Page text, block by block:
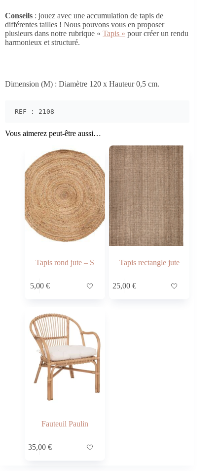
Conseils : jouez avec une accumulation de tapis de
différentes tailles ! Nous pouvons vous en proposer
plusieurs dans notre rubrique « Tapis » pour créer un rendu
harmonieux et structuré.
Dimension (M) : Diamètre 120 x Hauteur 0,5 cm.
REF : 2108
Vous aimerez peut-être aussi…
Tapis rond jute – S
5,00 € 🤍
Tapis rectangle jute
25,00 € 🤍
Fauteuil Paulin
35,00 € 🤍